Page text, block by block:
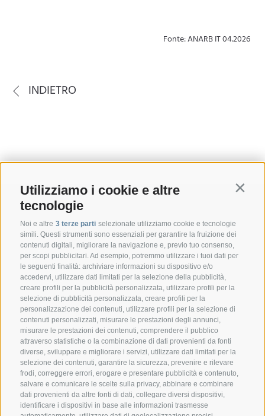
Utilizziamo i cookie e altre
tecnologie
Noi e altre 3 terze parti selezionate utilizziamo cookie e tecnologie
simili. Questi strumenti sono essenziali per garantire la fruizione dei
contenuti digitali, migliorare la navigazione e, previo tuo consenso,
per scopi pubblicitari. Ad esempio, potremmo utilizzare i tuoi dati per
le seguenti finalità: archiviare informazioni su dispositivo e/o
accedervi, utilizzare dati limitati per la selezione della pubblicità,
creare profili per la pubblicità personalizzata, utilizzare profili per la
selezione di pubblicità personalizzata, creare profili per la
personalizzazione dei contenuti, utilizzare profili per la selezione di
contenuti personalizzati, misurare le prestazioni degli annunci,
misurare le prestazioni dei contenuti, comprendere il pubblico
attraverso statistiche o la combinazione di dati provenienti da fonti
diverse, sviluppare e migliorare i servizi, utilizzare dati limitati per la
selezione dei contenuti, garantire la sicurezza, prevenire e rilevare
frodi, correggere errori, erogare e presentare pubblicità e contenuto,
salvare e comunicare le scelte sulla privacy, abbinare e combinare
dati provenienti da altre fonti di dati, collegare diversi dispositivi,
identificare i dispositivi in base alle informazioni trasmesse
Fonte: ANARB IT 04.2026
INDIETRO
CONTATTO
Federazione Prov.le Allevatori Trento
Via delle Bettine, 40 - 38121 Trento
Tel.:+39 0461 432111
info@superbrown.it